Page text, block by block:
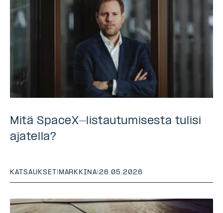
Mitä SpaceX-listautumisesta tulisi
ajatella?
KATSAUKSET | MARKKINA|26.05.2026